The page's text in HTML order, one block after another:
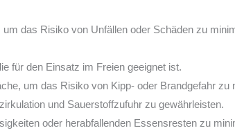
das Risiko von Unfällen oder Schäden zu
für den Einsatz im Freien geeignet ist.
um das Risiko von Kipp- oder Brandgefahr zu
und Sauerstoffzufuhr zu gewährleisten.
oder herabfallenden Essensresten zu